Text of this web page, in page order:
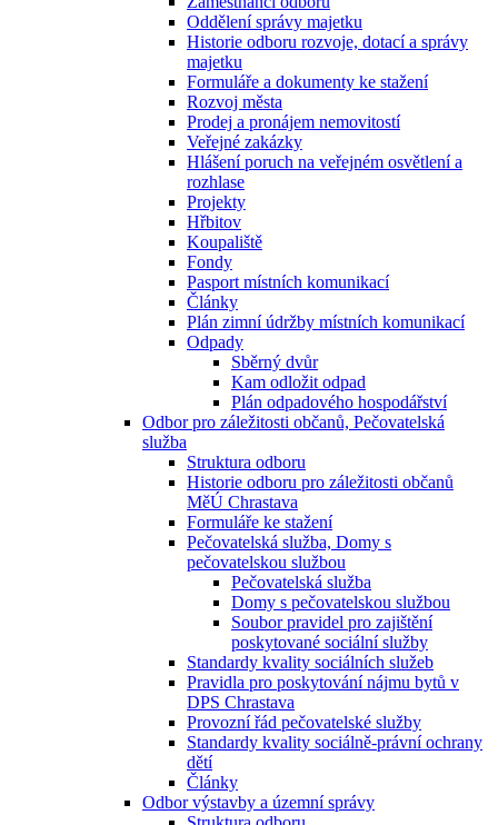
Oddělení správy majetku
Historie odboru rozvoje, dotací a správy
majetku
Formuláře a dokumenty ke stažení
Rozvoj města
Prodej a pronájem nemovitostí
Veřejné zakázky
Hlášení poruch na veřejném osvětlení a
rozhlase
Projekty
Hřbitov
Koupaliště
Fondy
Pasport místních komunikací
Články
Plán zimní údržby místních komunikací
Odpady
Sběrný dvůr
Kam odložit odpad
Plán odpadového hospodářství
Odbor pro záležitosti občanů, Pečovatelská
služba
Struktura odboru
Historie odboru pro záležitosti občanů
MěÚ Chrastava
Formuláře ke stažení
Pečovatelská služba, Domy s
pečovatelskou službou
Pečovatelská služba
Domy s pečovatelskou službou
Soubor pravidel pro zajištění
poskytované sociální služby
Standardy kvality sociálních služeb
Pravidla pro poskytování nájmu bytů v
DPS Chrastava
Provozní řád pečovatelské služby
Standardy kvality sociálně-právní ochrany
dětí
Články
Odbor výstavby a územní správy